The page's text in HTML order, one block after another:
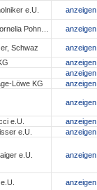
e.U.
anzeigen
anzeigen
Schwaz
anzeigen
anzeigen
anzeigen
Löwe KG
anzeigen
anzeigen
e.U.
anzeigen
e.U.
anzeigen
e.U. anzeigen
anzeigen